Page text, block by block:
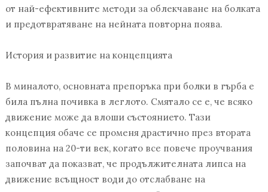
от най-ефективните методи за облекчаване на болката
и предотвратяване на нейната повторна поява.
История и развитие на концепцията
В миналото, основната препоръка при болки в гърба е
била пълна почивка в леглото. Смятало се е, че всяко
движение може да влоши състоянието. Тази
концепция обаче се променя драстично през втората
половина на 20-ти век, когато все повече проучвания
започват да показват, че продължителната липса на
движение всъщност води до отслабване на